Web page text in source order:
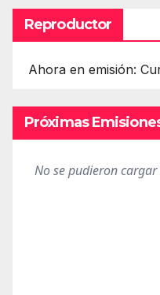
Reproductor
Ahora en emisión:
Próximas